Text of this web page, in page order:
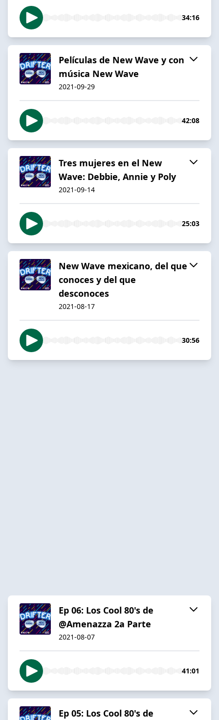
34:16
Películas de New Wave y con
música New Wave
2021-09-29
42:08
Tres mujeres en el New
Wave: Debbie, Annie y Poly
2021-09-14
25:03
New Wave mexicano, del que
conoces y del que
desconoces
2021-08-17
30:56
Ep 06: Los Cool 80's de
@Amenazza 2a Parte
2021-08-07
41:01
Ep 05: Los Cool 80's de